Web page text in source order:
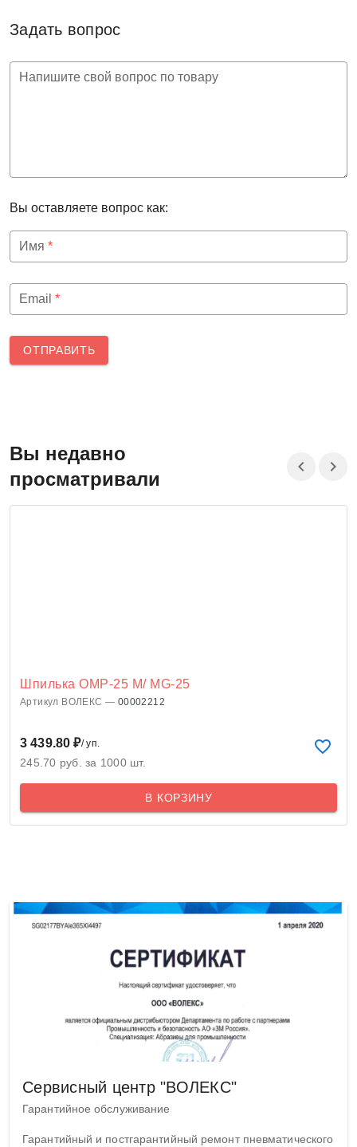
Задать вопрос
Напишите свой вопрос по товару
Вы оставляете вопрос как:
Имя *
Email *
ОТПРАВИТЬ
Вы недавно
просматривали
Шпилька ОМР-25 М/ MG-25
Артикул ВОЛЕКС — 00002212
3 439.80 ₽/ уп.
245.70 руб. за 1000 шт.
В КОРЗИНУ
Сервисный центр "ВОЛЕКС"
Гарантийное обслуживание
Гарантийный и постгарантийный ремонт пневматического